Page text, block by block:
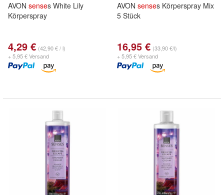
AVON senses White Lily
Körperspray
4,29 € (42,90 € / l)
+ 5,95 € Versand
AVON senses Körperspray Mix
5 Stück
16,95 € (33,90 €/l)
+ 5,95 € Versand